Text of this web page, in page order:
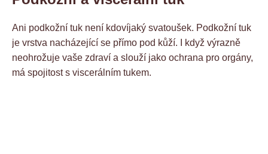
Ani podkožní tuk není kdovíjaký svatoušek. Podkožní tuk
je vrstva nacházející se přímo pod kůží. I když výrazně
neohrožuje vaše zdraví a slouží jako ochrana pro orgány,
má spojitost s viscerálním tukem.